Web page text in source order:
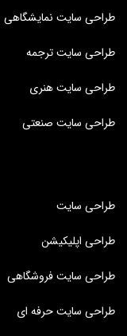
طراحی سایت نمایشگاهی
طراحی سایت ترجمه
طراحی سایت هنری
طراحی سایت صنعتی
طراحی سایت
طراحی اپلیکیشن
طراحی سایت فروشگاهی
طراحی سایت حرفه ای